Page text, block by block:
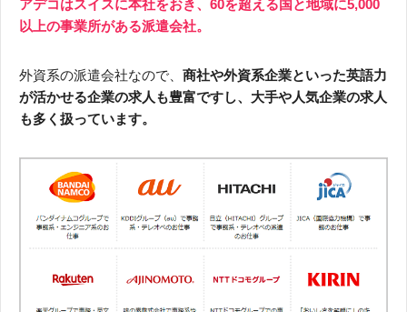
アデコはスイスに本社をおき、60を超える国と地域に5,000
以上の事業所がある派遣会社。
外資系の派遣会社なので、 商社や外資系企業といった英語力
が活かせる企業の求人も豊富ですし、大手や人気企業の求人
も多く扱っています。